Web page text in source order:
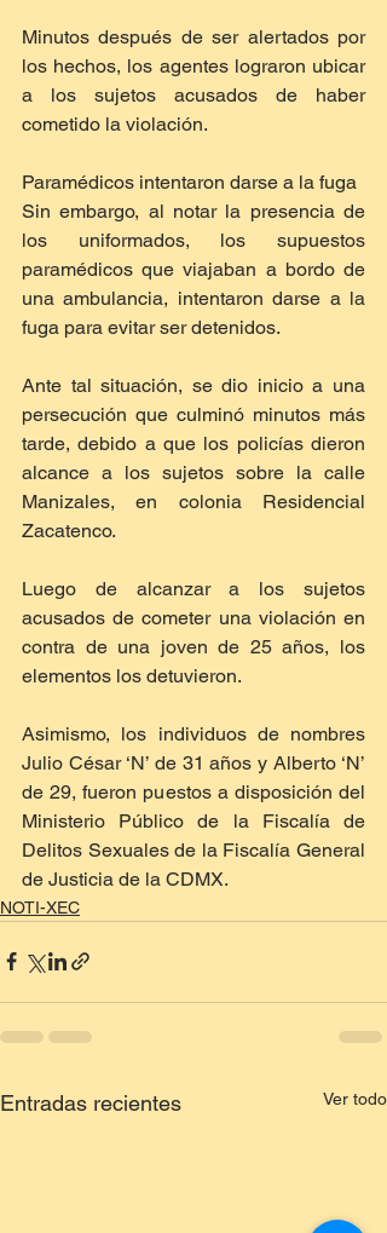
Minutos después de ser alertados por
los hechos, los agentes lograron ubicar
a los sujetos acusados de haber
cometido la violación.
Paramédicos intentaron darse a la fuga
Sin embargo, al notar la presencia de
los uniformados, los supuestos
paramédicos que viajaban a bordo de
una ambulancia, intentaron darse a la
fuga para evitar ser detenidos.
Ante tal situación, se dio inicio a una
persecución que culminó minutos más
tarde, debido a que los policías dieron
alcance a los sujetos sobre la calle
Manizales, en colonia Residencial
Zacatenco.
Luego de alcanzar a los sujetos
acusados de cometer una violación en
contra de una joven de 25 años, los
elementos los detuvieron.
Asimismo, los individuos de nombres
Julio César ‘N’ de 31 años y Alberto ‘N’
de 29, fueron puestos a disposición del
Ministerio Público de la Fiscalía de
Delitos Sexuales de la Fiscalía General
de Justicia de la CDMX.
NOTI-XEC
Entradas recientes Ver todo